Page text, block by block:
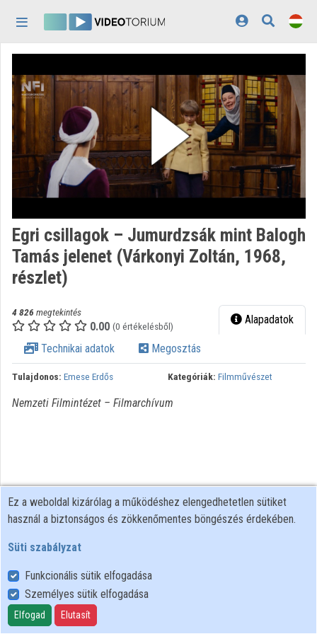
Bejelentkezés
Felfedezés
Kategóriák
Lejátszási listák
Közreműködők
Megjelenés:
Egri csillagok – Jumurdzsák mint Balogh
Tamás jelenet (Várkonyi Zoltán, 1968,
részlet)
4 826 megtekintés
0.00 (0 értékelésből) Alapadatok
Technikai adatok Megosztás
Tulajdonos: Emese Erdős Kategóriák: Filmművészet
Nemzeti Filmintézet – Filmarchívum
Felhasználói szabályzat
Adatkezelési tájékoztató
Süti szabályzat
Ez a weboldal kizárólag a működéshez elengedhetetlen sütiket
használ a biztonságos és zökkenőmentes böngészés érdekében.
Süti szabályzat
Funkcionális sütik elfogadása
Személyes sütik elfogadása
Elfogad Elutasít